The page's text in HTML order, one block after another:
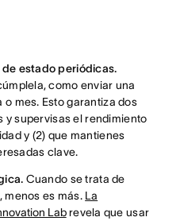
estado periódicas.
como enviar una
mes. Esto garantiza dos
y supervisas el rendimiento
y (2) que mantienes
clave.
Cuando se trata de
menos es más. La
Labrevela que usar